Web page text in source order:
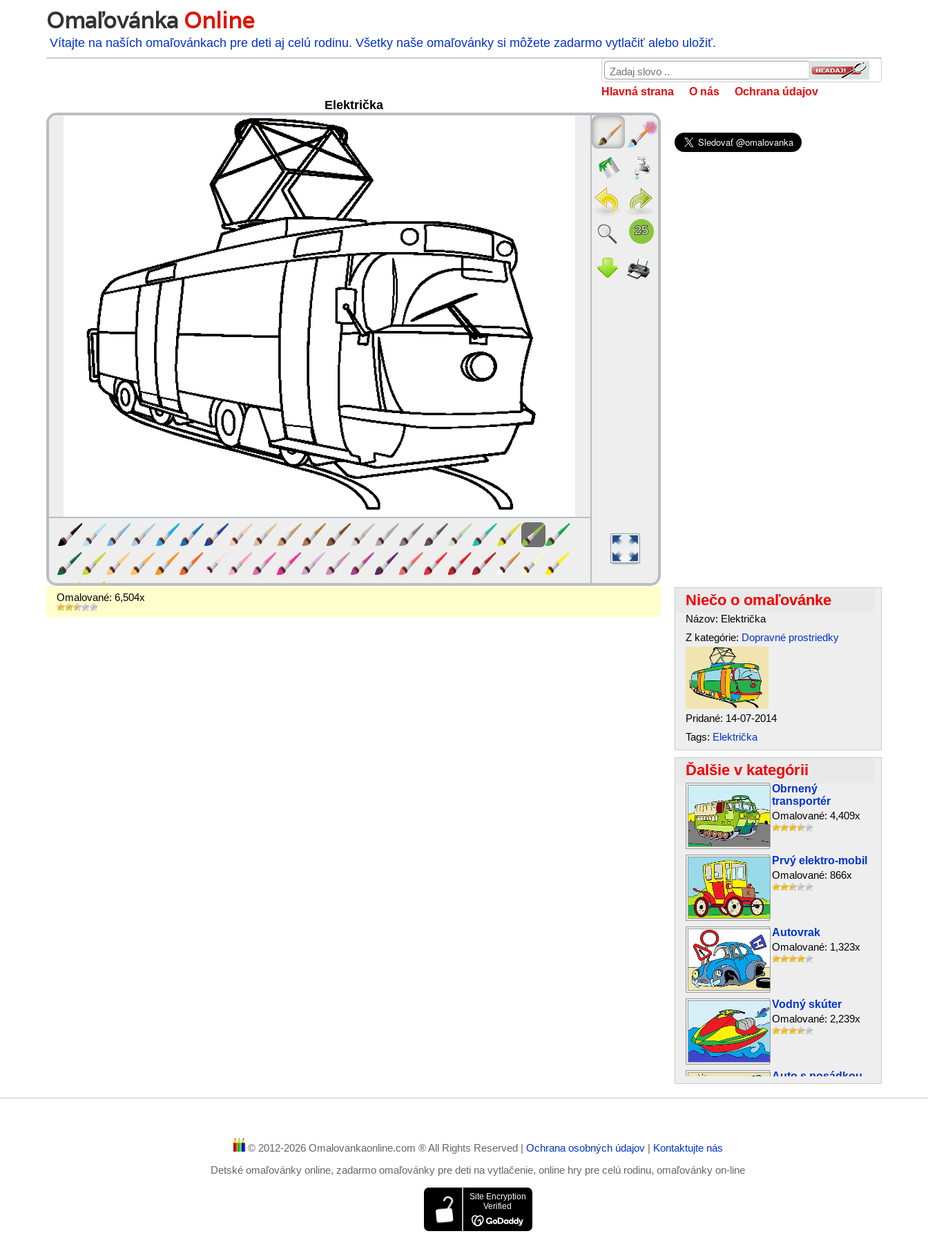
Omaľovánka Online
Vítajte na naších omaľovánkach pre deti aj celú rodinu. Všetky naše omaľovánky si môžete zadarmo vytlačiť alebo uložiť.
Hlavná strana O nás Ochrana údajov
Električka
Omalované: 6,504x Niečo o omaľovánke
Názov: Električka
Z kategórie: Dopravné prostriedky
Pridané: 14-07-2014
Tags: Električka
Ďalšie v kategórii
Obrnený
transportér
Omalované: 4,409x
Prvý elektro-mobil
Omalované: 866x
Autovrak
Omalované: 1,323x
Vodný skúter
Omalované: 2,239x
Auto s posádkou
© 2012-2026 Omalovankaonline.com ® All Rights Reserved | Ochrana osobných údajov | Kontaktujte nás
Detské omaľovánky online, zadarmo omaľovánky pre deti na vytlačenie, online hry pre celú rodinu, omaľovánky on-line